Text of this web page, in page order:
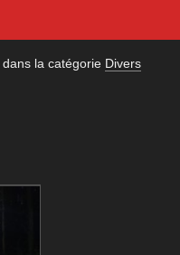
dans la catégorie Divers